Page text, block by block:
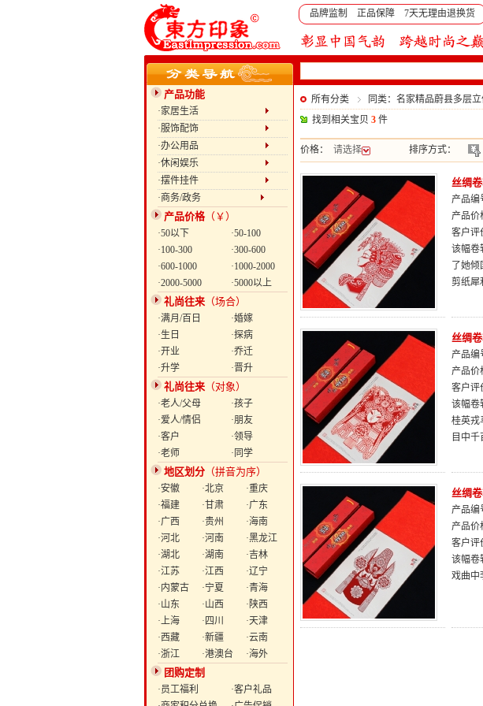
品牌监制 正品保障 7天无理由退换货
产品功能
·家居生活
·服饰配饰
·办公用品
·休闲娱乐
·摆件挂件
·商务/政务
产品价格（￥）
·50以下
·50-100
·100-300
·300-600
·600-1000
·1000-2000
·2000-5000
·5000以上
礼尚往来 （场合）
·满月/百日
·婚嫁
·生日
·探病
·开业
·乔迁
·升学
·晋升
礼尚往来 （对象）
·老人/父母
·孩子
·爱人/情侣
·朋友
·客户
·领导
·老师
·同学
地区划分 （拼音为序）
·安徽 ·北京
·重庆
·福建
·甘肃
·广东
·广西
·贵州
·海南
·河北
·河南
·黑龙江
·湖北
·湖南
·吉林
·江苏
·江西
·辽宁
·内蒙古
·宁夏
·青海
·山东
·山西
·陕西
·上海
·四川
·天津
·西藏
·新疆
·云南
·浙江
·港澳台 ·海外
团购定制
·员工福利
·客户礼品
所有分类 同类：名家精品蔚县多层
找到相关宝贝 3 件
价格： 请选择 排序方式：
丝绸
产品编
产品价
客户评
该幅卷
了她
剪纸犀
丝绸
产品编
产品价
客户评
该幅卷
桂英戎
目中千
丝绸
产品编
产品价
客户评
该幅卷
戏曲中